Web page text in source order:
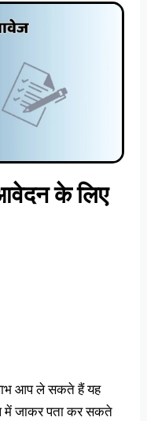
के लिए
आप ले सकते हैं यह
में जाकर पता कर सकते